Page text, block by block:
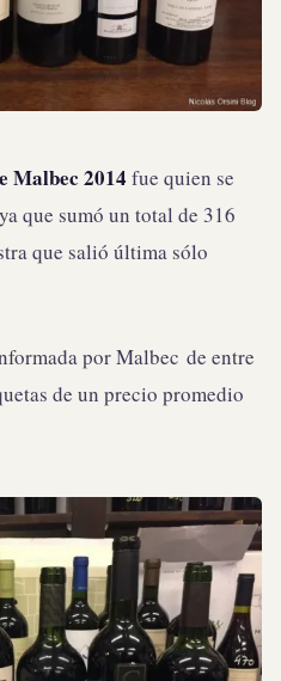
Malbec 2014 fue quien se
que sumó un total de 316
que salió última sólo
por Malbec de entre
de un precio promedio